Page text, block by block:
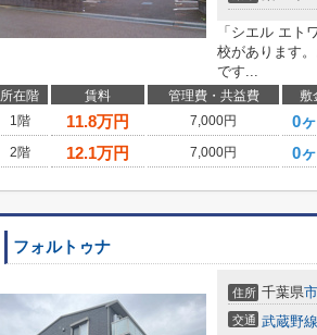
「シエル エト
校があります
です...
所在階 賃料 管理費・共益費 敷
1階
11.8万円 7,000円 0
2階
12.1万円 7,000円 0
フォルトゥナ
住所 千葉県
交通 武蔵野線